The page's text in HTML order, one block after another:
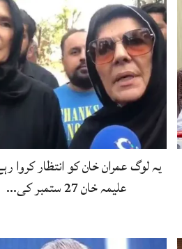
یہ لوگ عمران خان کو انتظار کروا
علیمہ خان 27 ستمبر کی…